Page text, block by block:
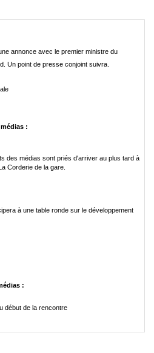
annonce avec le premier ministre du
Un point de presse conjoint suivra.
:
des médias sont priés d'arriver au plus tard à
Corderie de la gare.
à une table ronde sur le développement
:
début de la rencontre